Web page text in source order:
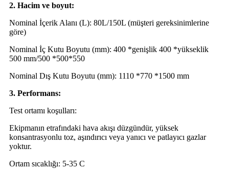
2. Hacim ve boyut:
Nominal İçerik Alanı (L): 80L/150L (müşteri gereksinimlerine
göre)
Nominal İç Kutu Boyutu (mm): 400 *genişlik 400 *yükseklik
500 mm/500 *500*550
Nominal Dış Kutu Boyutu (mm): 1110 *770 *1500 mm
3. Performans:
Test ortamı koşulları:
Ekipmanın etrafındaki hava akışı düzgündür, yüksek
konsantrasyonlu toz, aşındırıcı veya yanıcı ve patlayıcı gazlar
yoktur.
Ortam sıcaklığı: 5-35 C